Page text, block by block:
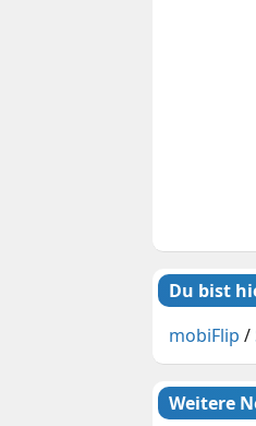
Du bist
mobiFlip /
Weitere